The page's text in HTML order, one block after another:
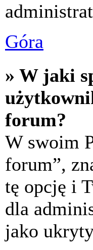
Góra
» W jaki
forum?
W swoim
forum”,
tę opcję i
dla
jako